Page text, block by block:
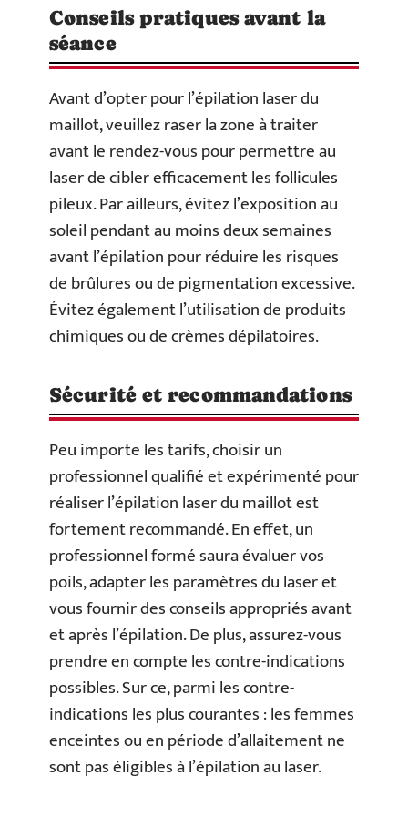
Conseils pratiques avant la
séance
Avant d’opter pour l’épilation laser du
maillot, veuillez raser la zone à traiter
avant le rendez-vous pour permettre au
laser de cibler efficacement les follicules
pileux. Par ailleurs, évitez l’exposition au
soleil pendant au moins deux semaines
avant l’épilation pour réduire les risques
de brûlures ou de pigmentation excessive.
Évitez également l’utilisation de produits
chimiques ou de crèmes dépilatoires.
Sécurité et recommandations
Peu importe les tarifs, choisir un
professionnel qualifié et expérimenté pour
réaliser l’épilation laser du maillot est
fortement recommandé. En effet, un
professionnel formé saura évaluer vos
poils, adapter les paramètres du laser et
vous fournir des conseils appropriés avant
et après l’épilation. De plus, assurez-vous
prendre en compte les contre-indications
possibles. Sur ce, parmi les contre-
indications les plus courantes : les femmes
enceintes ou en période d’allaitement ne
sont pas éligibles à l’épilation au laser.